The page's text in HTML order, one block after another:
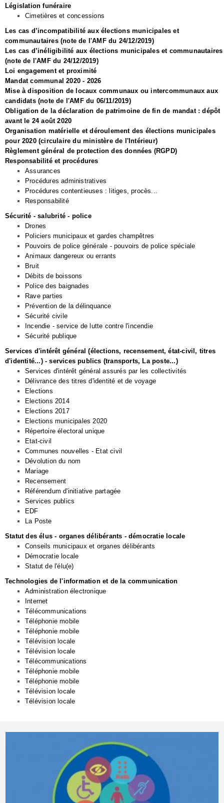
Législation funéraire
Cimetières et concessions
Les cas d’incompatibilité aux élections municipales et
communautaires (note de l'AMF du 24/12/2019)
Les cas d’inéligibilité aux élections municipales et communautaires
(note de l'AMF du 24/12/2019)
Loi engagement et proximité
Mandat communal 2020 - 2026
Mise à disposition de locaux communaux ou intercommunaux aux
candidats (note de l'AMF du 06/11/2019)
Obligation de la déclaration de patrimoine de fin de mandat : dépôt
avant le 24 août 2020
Organisation matérielle et déroulement des élections municipales
pour 2020 (circulaire du ministère de l'Intérieur)
Règlement général de protection des données (RGPD)
Responsabilité et procédures
Assurances
Procédures administratives
Procédures contentieuses : litiges, procès...
Responsabilité
Sécurité - salubrité - police
Drones
Policiers municipaux et gardes champêtres
Pouvoirs de police générale - pouvoirs de police spéciale
Animaux dangereux ou errants
Bruit
Débits de boissons
Police des baignades
Rave parties
Prévention de la délinquance
Sécurité civile
Incendie - service de lutte contre l'incendie
Sécurité publique
Services d'intérêt général (élections, recensement, état-civil, titres
d'identité...) - services publics (transports, La poste...)
Services d'intérêt général assurés par les collectivités
Délivrance des titres d'identité et de voyage
Elections
Elections 2014
Elections 2017
Elections municipales 2020
Répertoire électoral unique
Etat-civil
Communes nouvelles - Etat civil
Dévolution du nom
Mariage
Recensement
Référendum d'initiative partagée
Services publics
EDF
La Poste
Statut des élus - organes délibérants - démocratie locale
Conseils municipaux et organes délibérants
Démocratie locale
Statut de l'élu(e)
Technologies de l'information et de la communication
Administration électronique
Internet
Télécommunications
Téléphonie mobile
Téléphonie mobile
Télévision locale
Télévision locale
Télécommunications
Téléphonie mobile
Téléphonie mobile
Télévision locale
Télévision locale